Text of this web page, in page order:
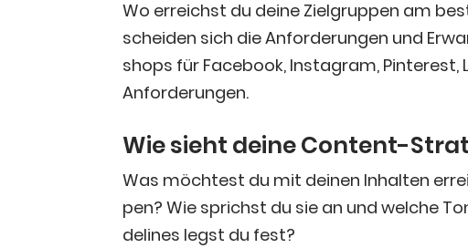
Wo erreichst du dei­ne Ziel­grup­pen am
schei­den sich die Anfor­de­run­gen und
shops für Face­book, Insta­gram, Pin­te­rest,
Anforderungen.
Wie sieht dei­ne Con­tent-
Was möch­test du mit dei­nen Inhal­ten
pen? Wie sprichst du sie an und wel­che
de­lines legst du fest?